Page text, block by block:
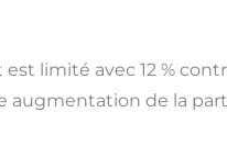
limité avec 12 %
augmentation de la